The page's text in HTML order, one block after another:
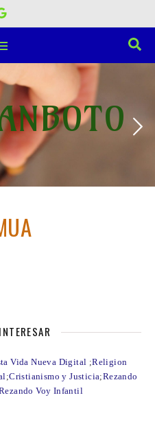
Vida Nueva Digital ;Religion
;Cristianismo y Justicia;Rezando
Voy Infantil